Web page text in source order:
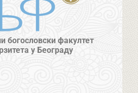
богословски факултет
у Београду